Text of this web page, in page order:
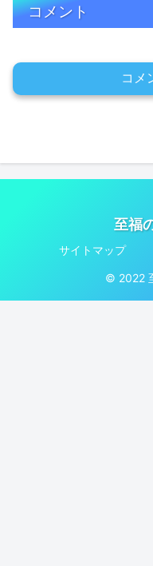
コメント
コメ
至福
サイトマップ
© 2022